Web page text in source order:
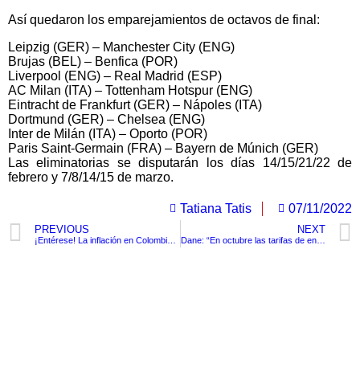
Así quedaron los emparejamientos de octavos de final:
Leipzig (GER) – Manchester City (ENG)
Brujas (BEL) – Benfica (POR)
Liverpool (ENG) – Real Madrid (ESP)
AC Milan (ITA) – Tottenham Hotspur (ENG)
Eintracht de Frankfurt (GER) – Nápoles (ITA)
Dortmund (GER) – Chelsea (ENG)
Inter de Milán (ITA) – Oporto (POR)
Paris Saint-Germain (FRA) – Bayern de Múnich (GER)
Las eliminatorias se disputarán los días 14/15/21/22 de
febrero y 7/8/14/15 de marzo.
Tatiana Tatis 07/11/2022
PREVIOUS NEXT
Dane: “En octubre las tarifas de energía continuaron subiendo en la región Caribe”